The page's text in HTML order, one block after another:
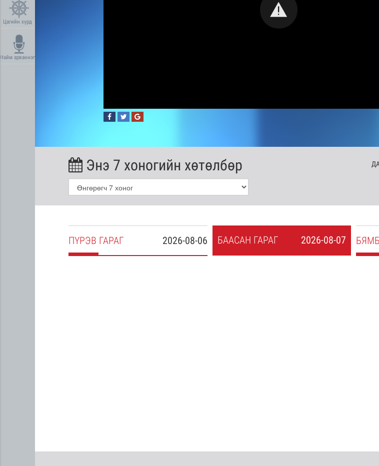
Цагийн хүрд
Найм арваннэг
Энэ 7 хоногийн хөтөлбөр
2026-08-06
ПҮРЭВ ГАРАГ 2026-08-07
БААСАН ГАРАГ БЯ